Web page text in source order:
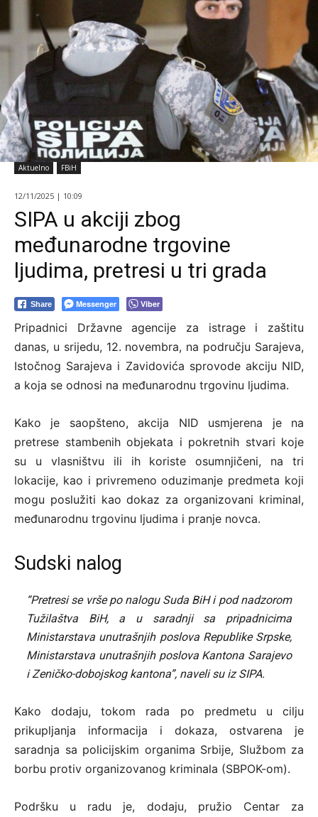
Aktuelno FBiH
12/11/2025 | 10:09
SIPA u akciji zbog
međunarodne trgovine
ljudima, pretresi u tri grada
Share Messenger Viber
Pripadnici Državne agencije za istrage i zaštitu
danas, u srijedu, 12. novembra, na području Sarajeva,
Istočnog Sarajeva i Zavidovića sprovode akciju NID,
a koja se odnosi na međunarodnu trgovinu ljudima.
Kako je saopšteno, akcija NID usmjerena je na
pretrese stambenih objekata i pokretnih stvari koje
su u vlasništvu ili ih koriste osumnjičeni, na tri
lokacije, kao i privremeno oduzimanje predmeta koji
mogu poslužiti kao dokaz za organizovani kriminal,
međunarodnu trgovinu ljudima i pranje novca.
Sudski nalog
“Pretresi se vrše po nalogu Suda BiH i pod nadzorom
Tužilaštva BiH, a u saradnji sa pripadnicima
Ministarstava unutrašnjih poslova Republike Srpske,
Ministarstava unutrašnjih poslova Kantona Sarajevo
i Zeničko-dobojskog kantona”, naveli su iz SIPA.
Kako dodaju, tokom rada po predmetu u cilju
prikupljanja informacija i dokaza, ostvarena je
saradnja sa policijskim organima Srbije, Službom za
borbu protiv organizovanog kriminala (SBPOK-om).
Podršku u radu je, dodaju, pružio Centar za